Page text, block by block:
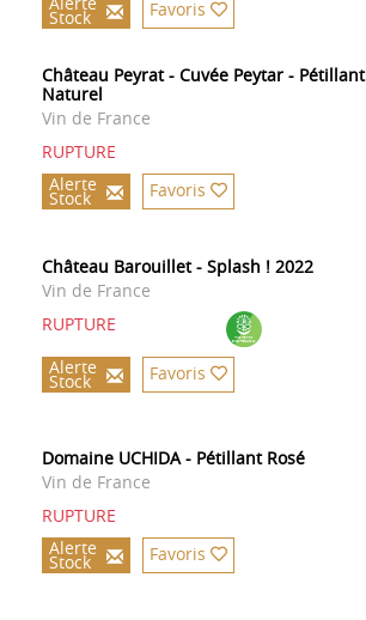
Stock Favoris
Château Peyrat - Cuvée Peytar - Pétillant
Naturel
Vin de France
RUPTURE
Alerte
Stock Favoris
Château Barouillet - Splash ! 2022
Vin de France
RUPTURE
Alerte
Stock Favoris
Domaine UCHIDA - Pétillant Rosé
Vin de France
RUPTURE
Alerte
Stock Favoris